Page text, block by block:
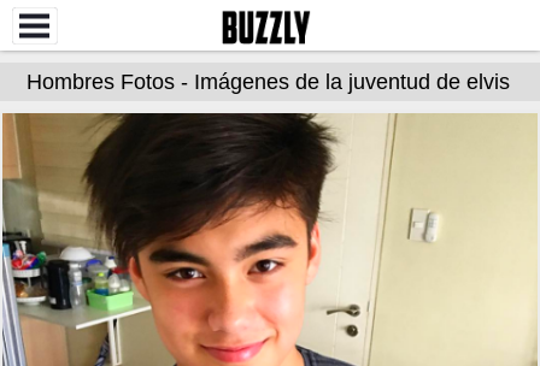
Hombres Fotos - Imágenes de la juventud de elvis